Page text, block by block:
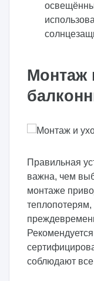
Монтаж
Правильная
важна, чем
монтаже
соблюдают